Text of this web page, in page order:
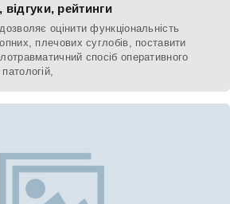
рейтинги
оцінити функціональність
плечових суглобів, поставити
спосіб оперативного